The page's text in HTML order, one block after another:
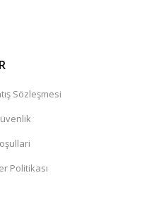
Sözleşmesi
Politikası